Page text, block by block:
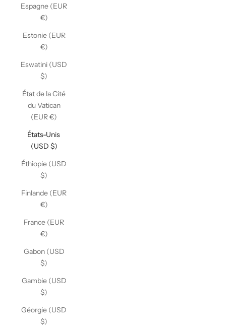
Espagne (EUR
€)
Estonie (EUR
€)
Eswatini (USD
$)
État de la Cité
du Vatican
(EUR €)
États-Unis
(USD $)
Éthiopie (USD
$)
Finlande (EUR
€)
France (EUR
€)
Gabon (USD
$)
Gambie (USD
$)
Géorgie (USD
$)